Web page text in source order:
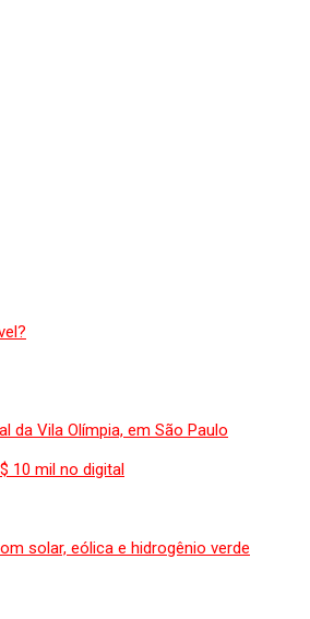
da Vila Olímpia, em São Paulo
10 mil no digital
solar, eólica e hidrogênio verde